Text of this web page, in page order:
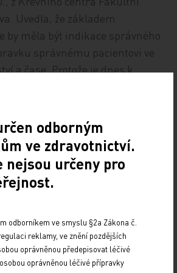
Uvedla, že základem
by měla být indikace správného
správnému pacientovi ve
a čase. Protože je dnes k
multioborovou spolupráci
týmu. Transfuzní protokol
kdy pacient ztrácí
objemu, podáním
krevních faktorů o 30
trombocytů, které by měly
všech větších transfuzních
těžkých formách krvácení i
odborným
ve zdravotnictví.
nejsou určeny pro
odborníkem ve smyslu §2a Zákona č.
reklamy, ve znění pozdějších
oprávněnou předepisovat léčivé
oprávněnou léčivé přípravky